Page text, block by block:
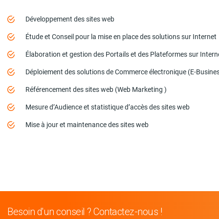
Développement des sites web
Étude et Conseil pour la mise en place des solutions sur Internet
Élaboration et gestion des Portails et des Plateformes sur
Déploiement des solutions de Commerce électronique (E-
Référencement des sites web (Web Marketing )
Mesure d’Audience et statistique d’accès des sites web
Mise à jour et maintenance des sites web
Besoin d'un conseil ? Contactez-nous !